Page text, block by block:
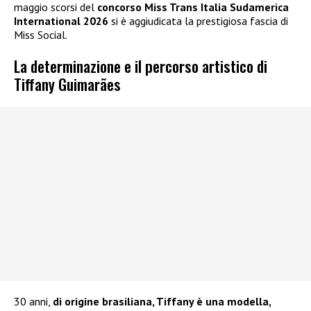
maggio scorsi del concorso Miss Trans Italia Sudamerica
International 2026 si è aggiudicata la prestigiosa fascia di
Miss Social.
La determinazione e il percorso artistico di
Tiffany Guimarães
30 anni, di origine brasiliana, Tiffany è una modella,